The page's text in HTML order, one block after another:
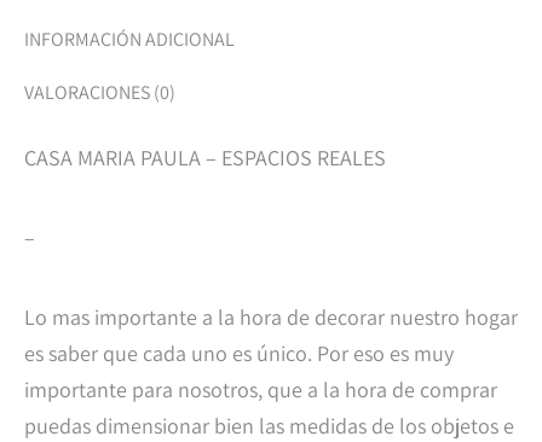
INFORMACIÓN ADICIONAL
VALORACIONES (0)
CASA MARIA PAULA – ESPACIOS REALES
–
Lo mas importante a la hora de decorar nuestro hogar
es saber que cada uno es único. Por eso es muy
importante para nosotros, que a la hora de comprar
puedas dimensionar bien las medidas de los objetos e